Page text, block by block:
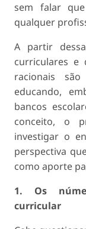
sem falar
qualquer
A partir
curriculares e
racionais
educando,
bancos
conceito, o
investigar o
perspectiva
como aporte
1. Os
curricular